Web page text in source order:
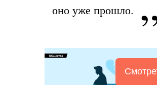
оно уже прошло.